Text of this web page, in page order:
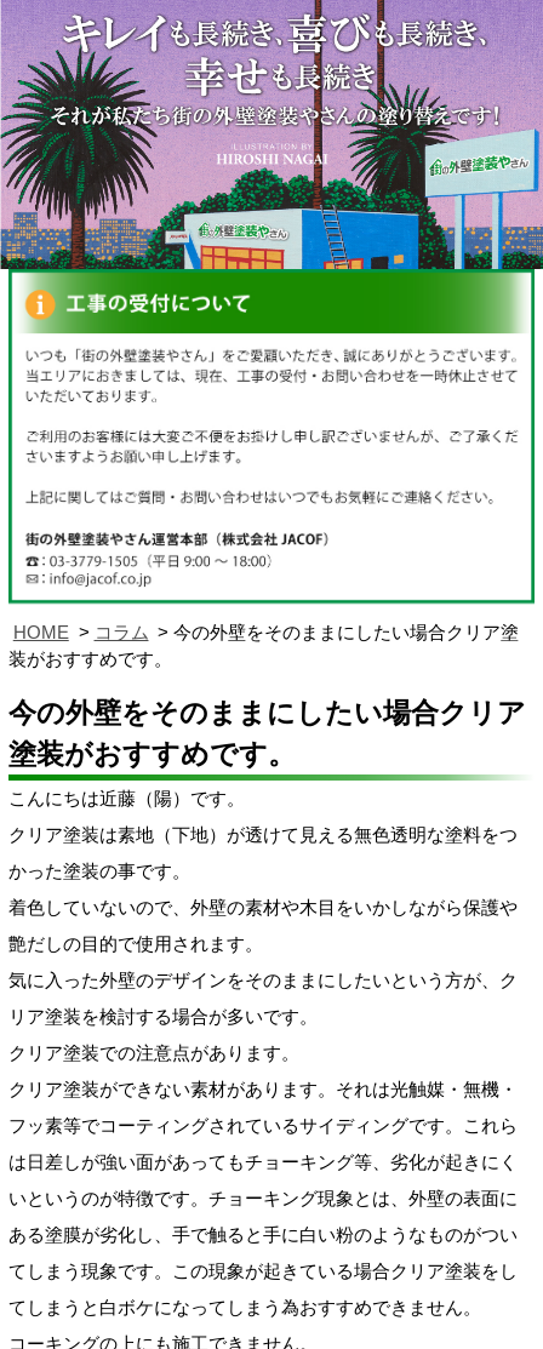
HOME コラム
今の外壁をそのままにしたい場合クリア塗
装がおすすめです。
今の外壁をそのままにしたい場合クリア
塗装がおすすめです。
こんにちは近藤（陽）です。
クリア塗装は素地（下地）が透けて見える無色透明な塗料をつ
かった塗装の事です。
着色していないので、外壁の素材や木目をいかしながら保護や
艶だしの目的で使用されます。
気に入った外壁のデザインをそのままにしたいという方が、ク
リア塗装を検討する場合が多いです。
クリア塗装での注意点があります。
クリア塗装ができない素材があります。それは光触媒・無機・
フッ素等でコーティングされているサイディングです。これら
は日差しが強い面があってもチョーキング等、劣化が起きにく
いというのが特徴です。チョーキング現象とは、外壁の表面に
ある塗膜が劣化し、手で触ると手に白い粉のようなものがつい
てしまう現象です。この現象が起きている場合クリア塗装をし
てしまうと白ボケになってしまう為おすすめできません。
コーキングの上にも施工できません。